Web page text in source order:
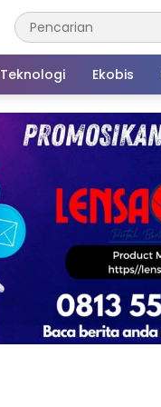
Teknologi Ekobis